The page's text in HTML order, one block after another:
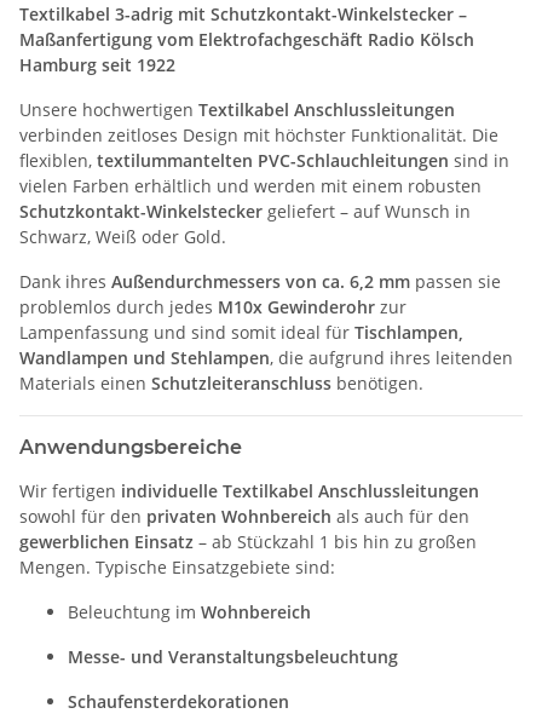
Textilkabel 3-adrig mit Schutzkontakt-Winkelstecker –
Maßanfertigung vom Elektrofachgeschäft Radio Kölsch
Hamburg seit 1922
Unsere hochwertigen Textilkabel Anschlussleitungen
verbinden zeitloses Design mit höchster Funktionalität. Die
flexiblen, textilummantelten PVC-Schlauchleitungen sind in
vielen Farben erhältlich und werden mit einem robusten
Schutzkontakt-Winkelstecker geliefert – auf Wunsch in
Schwarz, Weiß oder Gold.
Dank ihres Außendurchmessers von ca. 6,2 mm passen sie
problemlos durch jedes M10x Gewinderohr zur
Lampenfassung und sind somit ideal für Tischlampen,
Wandlampen und Stehlampen, die aufgrund ihres leitenden
Materials einen Schutzleiteranschluss benötigen.
Anwendungsbereiche
Wir fertigen individuelle Textilkabel Anschlussleitungen
sowohl für den privaten Wohnbereich als auch für den
gewerblichen Einsatz – ab Stückzahl 1 bis hin zu großen
Mengen. Typische Einsatzgebiete sind:
Beleuchtung im Wohnbereich
Messe- und Veranstaltungsbeleuchtung
Schaufensterdekorationen